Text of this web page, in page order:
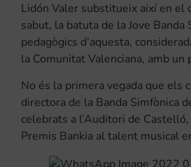
Lidón Valer substitueix així en el
sabut, la batuta de la Jove
pedagògics d’aquesta,
la Comunitat Valenciana, amb
No és la primera vegada que els
directora de la Banda Simfònica
celebrats a l’Auditori de
Premis Bankia al talent musical